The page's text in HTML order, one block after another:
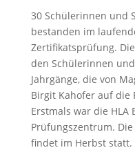
30 Schülerinnen und
bestanden im
Zertifikatsprüfung.
den Schülerinnen
Jahrgänge, die von
Birgit Kahofer auf
Erstmals war die HLA
Prüfungszentrum.
findet im Herbst statt.